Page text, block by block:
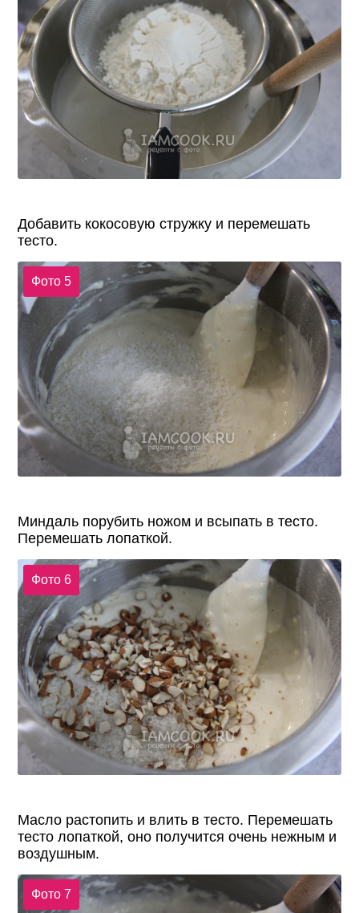
Добавить кокосовую стружку и перемешать
тесто.
Фото 5
Миндаль порубить ножом и всыпать в тесто.
Перемешать лопаткой.
Фото 6
Масло растопить и влить в тесто. Перемешать
тесто лопаткой, оно получится очень нежным и
воздушным.
Фото 7